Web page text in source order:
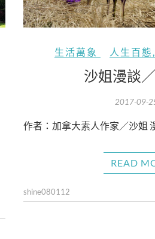
生活萬象 人生百態
沙姐漫談
2017-09-
作者：加拿大素人作家／沙姐
READ
shine080112